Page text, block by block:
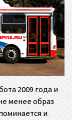
2009 года и
менее образ
и